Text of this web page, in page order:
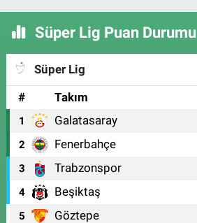
Süper Lig Puan Durumu
Süper Lig
#
Takım
1 Galatasaray
2 Fenerbahçe
3 Trabzonspor
4 Beşiktaş
5 Göztepe